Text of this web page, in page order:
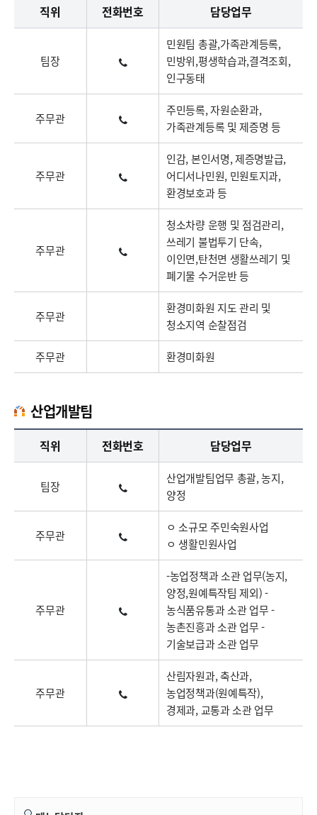
직위 전화번호 담당업무
팀장
민원팀 총괄,가족관계등록,
민방위,평생학습과,결격조회,
인구동태
주무관
주민등록, 자원순환과,
가족관계등록 및 제증명 등
주무관
인감, 본인서명, 제증명발급,
어디서나민원, 민원토지과,
환경보호과 등
주무관
청소차량 운행 및 점검관리,
쓰레기 불법투기 단속,
이인면,탄천면 생활쓰레기 및
폐기물 수거운반 등
주무관
환경미화원 지도 관리 및
청소지역 순찰점검
주무관 환경미화원
산업개발팀
산업개발팀업무담당자의 정보로 직급, 전화번호, 담당업무를 안내하고 있습니다
직위 전화번호 담당업무
팀장
산업개발팀업무 총괄, 농지,
양정
주무관
ㅇ 소규모 주민숙원사업
ㅇ 생활민원사업
주무관
-농업정책과 소관 업무(농지,
양정,원예특작팀 제외) -
농식품유통과 소관 업무 -
농촌진흥과 소관 업무 -
기술보급과 소관 업무
주무관
산림자원과, 축산과,
농업정책과(원예특작),
경제과, 교통과 소관 업무